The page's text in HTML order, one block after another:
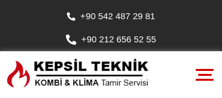
+90 542 487 29 81
+90 212 656 52 55